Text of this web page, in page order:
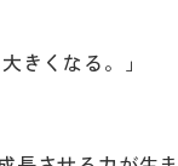
きくなる。」